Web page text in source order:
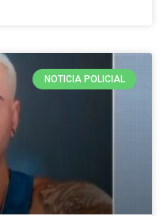
NOTICIA POLICIAL